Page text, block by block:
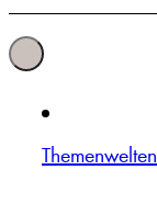
Themenwelten